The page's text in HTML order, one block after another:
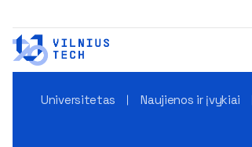
Universitetas Naujienos ir įvykiai